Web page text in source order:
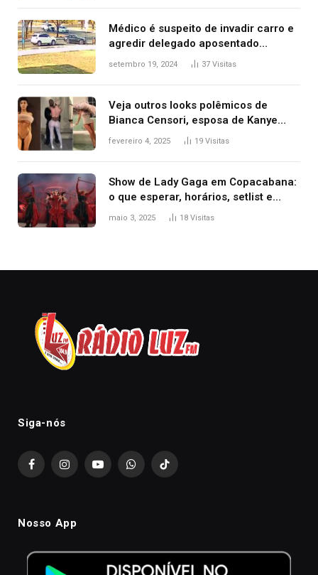
Médico é suspeito de invadir carro e
agredir delegado aposentado
durante confusão no trânsito
setembro 19, 2024 37 Visitas
Veja outros looks polêmicos de
Bianca Censori, esposa de Kanye
West que apareceu nua no Grammy
fevereiro 4, 2025 19 Visitas
Show de Lady Gaga em Copacabana:
o que esperar, horários, setlist e
onde assistir
maio 3, 2025 18 Visitas
Siga-nós
FacebookInstagramYouTubeWhatsAppTikTok
Nosso App